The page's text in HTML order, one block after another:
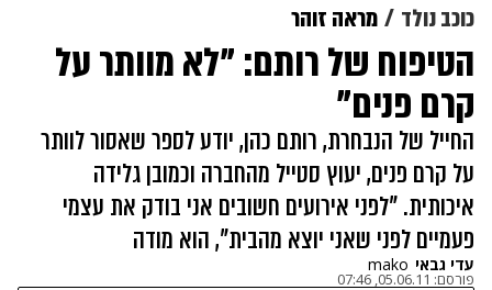
כוכב נולד מראה זוהר
הטיפוח של רותם: "לא מוותר על
קרם פנים"
החייל של הנבחרת, רותם כהן, יודע לספר שאסור לוותר
על קרם פנים, יעוץ סטייל מהחברה וכמובן גלידה
איכותית. "לפני אירועים חשובים אני בודק את עצמי
פעמיים לפני שאני יוצא מהבית", הוא מודה
עדי גבאי mako
פורסם: 05.06.11, 07:46